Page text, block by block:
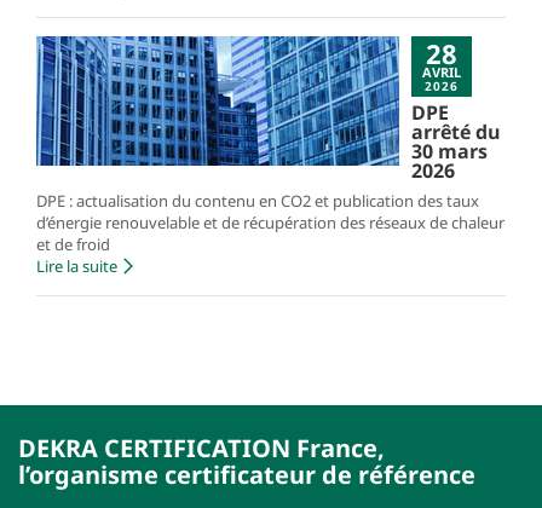
28
AVRIL
2026
DPE
arrêté du
30 mars
2026
DPE : actualisation du contenu en CO2 et publication des taux
d’énergie renouvelable et de récupération des réseaux de chaleur
et de froid
Lire la suite
DEKRA CERTIFICATION France,
l’organisme certificateur de référence